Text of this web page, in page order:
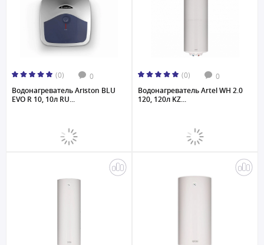
(0) 0
Водонагреватель Ariston BLU
EVO R 10, 10л RU...
(0) 0
Водонагреватель Artel WH 2.0
120, 120л KZ...